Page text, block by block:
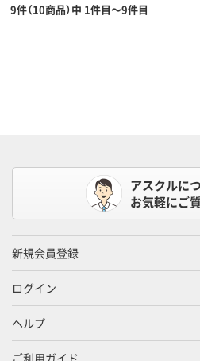
9件（10商品）中 1件目～9件目
アスクルに
お気軽にご
新規会員登録
ログイン
ヘルプ
ご利用ガイド